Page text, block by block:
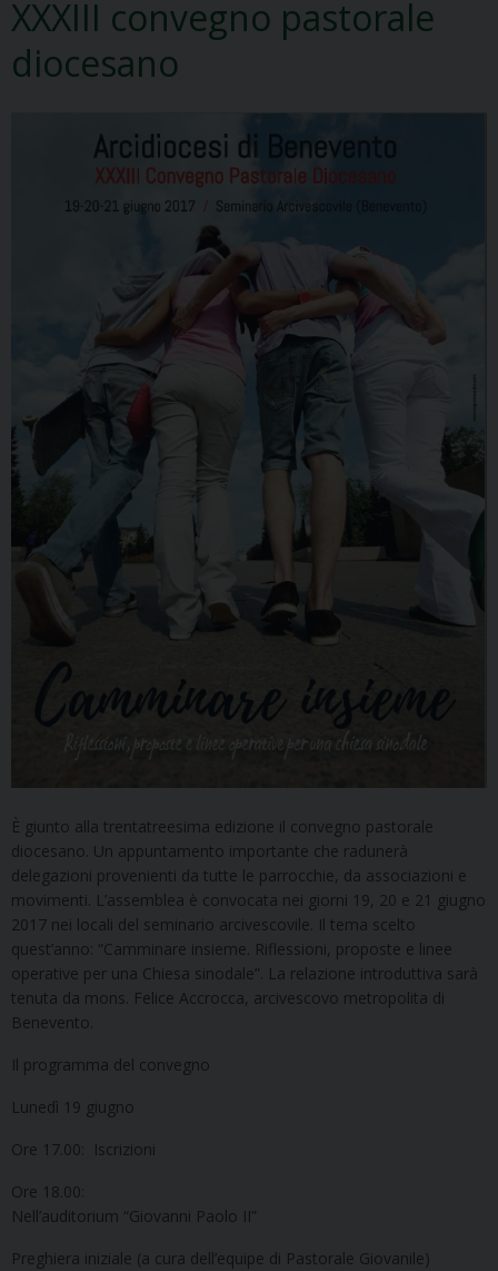
XXXIII convegno pastorale
diocesano
È giunto alla trentatreesima edizione il convegno pastorale
diocesano. Un appuntamento importante che radunerà
delegazioni provenienti da tutte le parrocchie, da associazioni e
movimenti. L’assemblea è convocata nei giorni 19, 20 e 21 giugno
2017 nei locali del seminario arcivescovile. Il tema scelto
quest’anno: “Camminare insieme. Riflessioni, proposte e linee
operative per una Chiesa sinodale”. La relazione introduttiva sarà
tenuta da mons. Felice Accrocca, arcivescovo metropolita di
Benevento.
Il programma del convegno
Lunedì 19 giugno
Ore 17.00: Iscrizioni
Ore 18.00:
Nell’auditorium “Giovanni Paolo II”
Preghiera iniziale (a cura dell’equipe di Pastorale Giovanile)